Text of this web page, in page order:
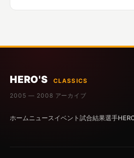
HERO'S
CLASSICS
2005 — 2008 アーカイブ
ホームニュースイベント試合結果選手